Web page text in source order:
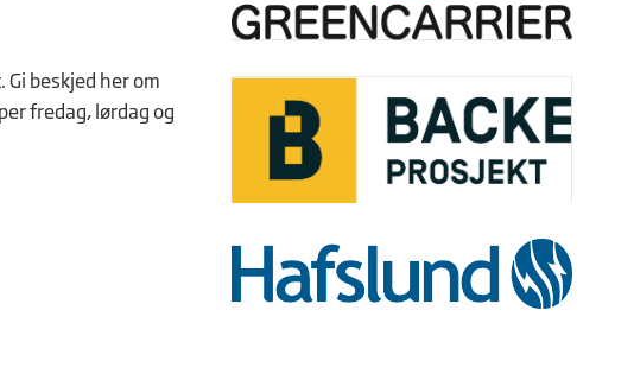
beskjed her om
fredag, lørdag og